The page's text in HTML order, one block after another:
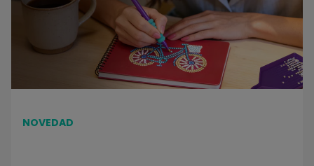
NOVEDAD